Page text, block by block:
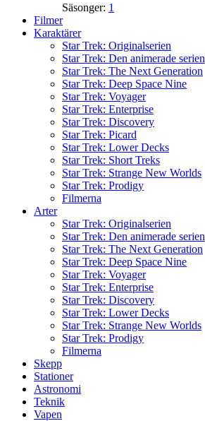
Säsonger: 1
Filmer
Karaktärer
Star Trek: Originalserien
Star Trek: Den animerade serien
Star Trek: The Next Generation
Star Trek: Deep Space Nine
Star Trek: Voyager
Star Trek: Enterprise
Star Trek: Discovery
Star Trek: Picard
Star Trek: Lower Decks
Star Trek: Short Treks
Star Trek: Strange New Worlds
Star Trek: Prodigy
Filmerna
Arter
Star Trek: Originalserien
Star Trek: Den animerade serien
Star Trek: The Next Generation
Star Trek: Deep Space Nine
Star Trek: Voyager
Star Trek: Enterprise
Star Trek: Discovery
Star Trek: Lower Decks
Star Trek: Strange New Worlds
Star Trek: Prodigy
Filmerna
Skepp
Stationer
Astronomi
Teknik
Vapen